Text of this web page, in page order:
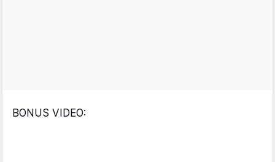
BONUS VIDEO: